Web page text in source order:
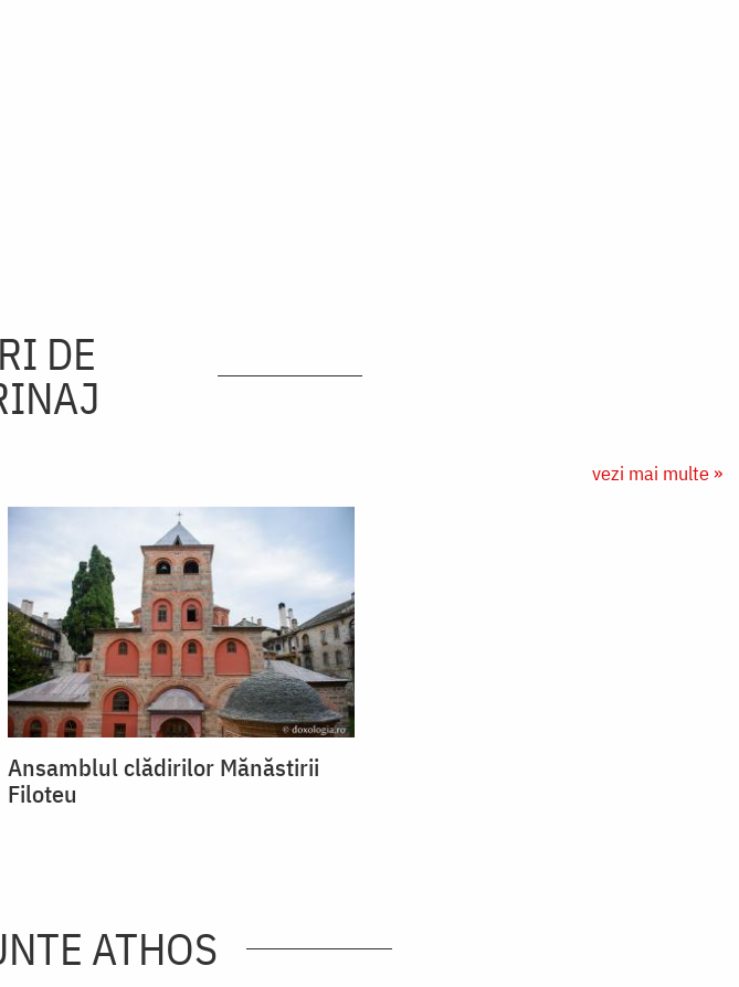
DE
vezi mai multe »
Ansamblul clădirilor Mănăstirii
Filoteu
ATHOS